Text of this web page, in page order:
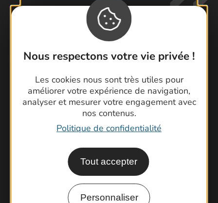
Nous respectons votre vie privée !
Les cookies nous sont très utiles pour
améliorer votre expérience de navigation,
analyser et mesurer votre engagement avec
nos contenus.
Politique de confidentialité
Tout accepter
Personnaliser
Contactez-nous !
Foire aux questions
Brochures
Cartoguides et Topoguides
Latitude Gard